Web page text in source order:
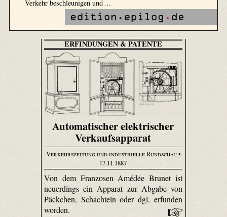
Verkehr beschleunigen und …
ERFINDUNGEN & PATENTE
Automatischer elektrischer
Verkaufsapparat
Verkehrszeitung und industrielle Rundschau•
17.11.1887
Von dem Franzosen Amédée Brunet ist
neuerdings ein Apparat zur Abgabe von
Päckchen, Schachteln oder dgl. erfunden
worden.